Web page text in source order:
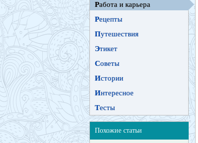
Работа и карьера
Рецепты
Путешествия
Этикет
Советы
Истории
Интересное
Тесты
Похожие статьи